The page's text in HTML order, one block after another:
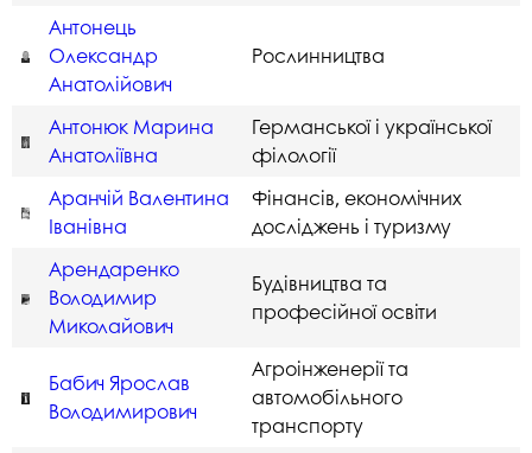
Антонець
Олександр
Анатолійович
Рослинництва
Антонюк Марина
Анатоліївна
Германської і української
філології
Аранчій Валентина
Іванівна
Фінансів, економічних
досліджень і туризму
Арендаренко
Володимир
Миколайович
Будівництва та
професійної освіти
Бабич Ярослав
Володимирович
Агроінженерії та
автомобільного
транспорту